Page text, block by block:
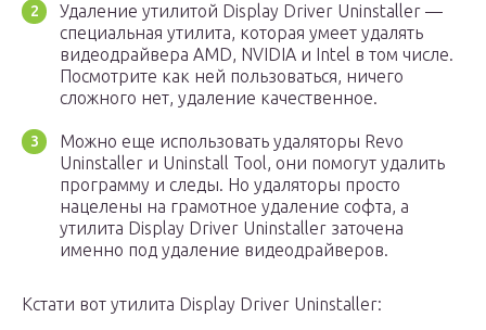
Удаление утилитой Display Driver Uninstaller —
специальная утилита, которая умеет удалять
видеодрайвера AMD, NVIDIA и Intel в том числе.
Посмотрите как ней пользоваться, ничего
сложного нет, удаление качественное.
Можно еще использовать удаляторы Revo
Uninstaller и Uninstall Tool, они помогут удалить
программу и следы. Но удаляторы просто
нацелены на грамотное удаление софта, а
утилита Display Driver Uninstaller заточена
именно под удаление видеодрайверов.
Кстати вот утилита Display Driver Uninstaller: